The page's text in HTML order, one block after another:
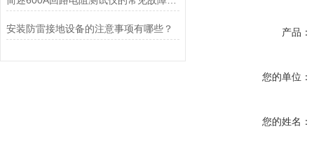
安装防雷接地设备的注意事项有哪些？ 产品：
您的单位：
您的姓名：